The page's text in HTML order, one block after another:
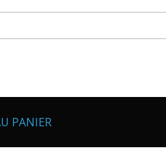
PANIER